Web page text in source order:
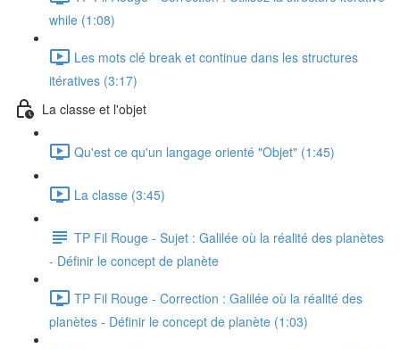
while (1:08)
Les mots clé break et continue dans les structures
itératives (3:17)
La classe et l'objet
Qu'est ce qu'un langage orienté "Objet" (1:45)
La classe (3:45)
TP Fil Rouge - Sujet : Galilée où la réalité des planètes
- Définir le concept de planète
TP Fil Rouge - Correction : Galilée où la réalité des
planètes - Définir le concept de planète (1:03)